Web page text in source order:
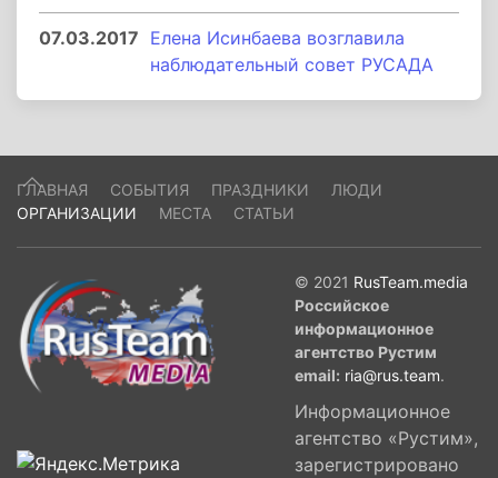
07.03.2017 Елена Исинбаева возглавила
наблюдательный совет РУСАДА
ГЛАВНАЯ СОБЫТИЯ ПРАЗДНИКИ
ЛЮДИ
ОРГАНИЗАЦИИ
МЕСТА СТАТЬИ
© 2021 RusTeam.media
Российское
информационное
агентство Рустим
email: ria@rus.team.
Информационное
агентство «Рустим»,
зарегистрировано